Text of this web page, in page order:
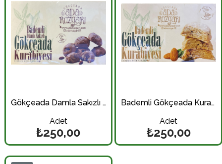
Gökçeada Damla Sakızlı Kurabiye 250 gr. (Paket)
Adet
₺250,00
Ürün
Bademli Gökçeada Kurabiyesi 250 gr. (Paket)
Adet
₺250,00
Ürün